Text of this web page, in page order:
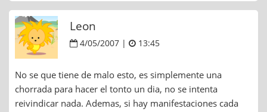
Leon
4/05/2007 | 13:45
No se que tiene de malo esto, es simplemente una
chorrada para hacer el tonto un dia, no se intenta
reivindicar nada. Ademas, si hay manifestaciones cada